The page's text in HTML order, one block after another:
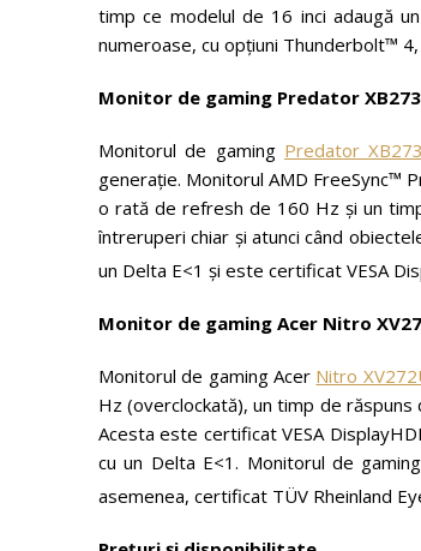
timp ce modelul de 16 inci adaugă
numeroase, cu opțiuni Thunderbolt™
Monitor de gaming Predator
Monitorul de gaming Predator
generație. Monitorul AMD FreeSync™
o rată de refresh de 160 Hz și un
întreruperi chiar și atunci când
un Delta E<1 și este certificat VESA
Monitor de gaming Acer Nitro
Monitorul de gaming Acer Nitro
Hz (overclockată), un timp de
Acesta este certificat VESA
cu un Delta E<1. Monitorul de
asemenea, certificat TÜV Rheinland